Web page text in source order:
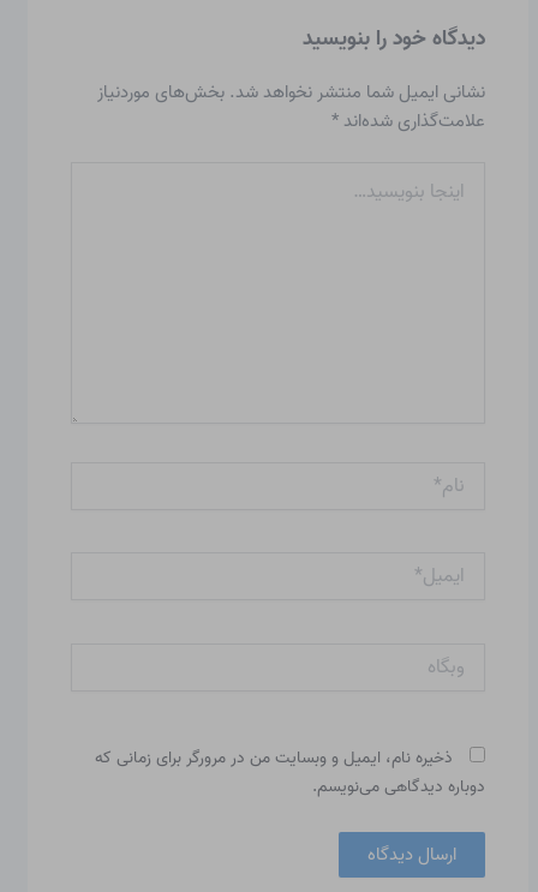
دیدگاه‌ خود را بنویسید
نشانی ایمیل شما منتشر نخواهد شد. بخش‌های موردنیاز
علامت‌گذاری شده‌اند*
بنویسید…
ایمیل*
ذخیره نام، ایمیل و وبسایت من در مرورگر برای زمانی که
دوباره دیدگاهی می‌نویسم.